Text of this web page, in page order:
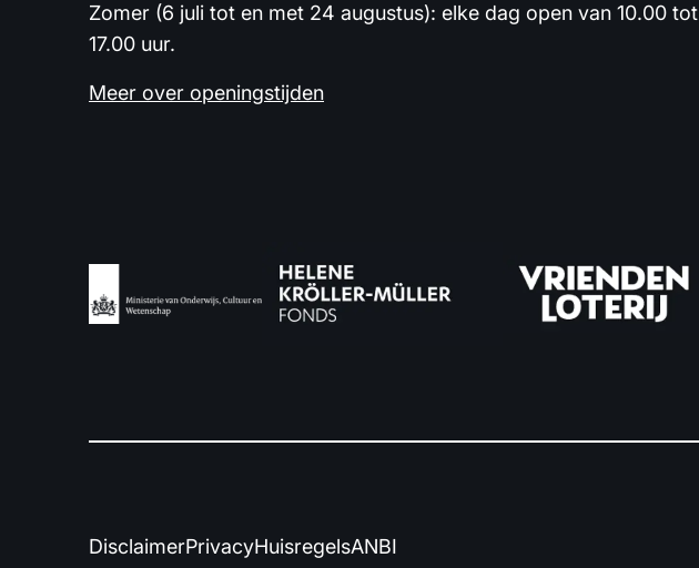
Zomer (6 juli tot en met 24 augustus): elke dag open van 10.00 tot
17.00 uur.
Meer over openingstijden
DisclaimerPrivacyHuisregelsANBI